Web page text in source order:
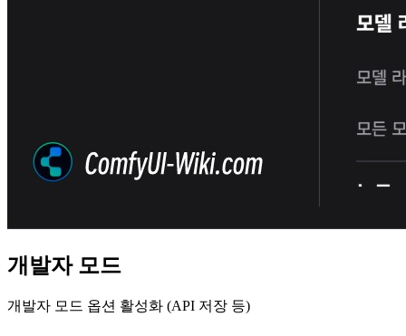
개발자 모드
개발자 모드 옵션 활성화 (API 저장 등)